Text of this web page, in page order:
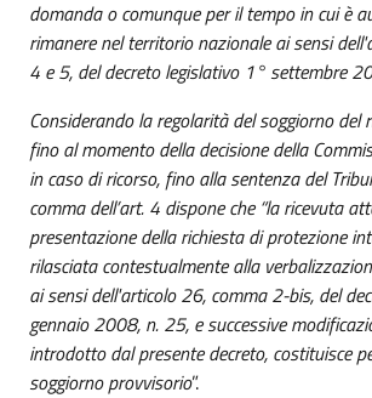
domanda o comunque per il tempo in cui è
rimanere nel territorio nazionale ai sensi
4 e 5, del decreto legislativo 1° settembre
Considerando la regolarità del soggiorno del
fino al momento della decisione della
in caso di ricorso, fino alla sentenza del
comma dell’art. 4 dispone che “la ricevuta
presentazione della richiesta di protezione
rilasciata contestualmente alla
ai sensi dell'articolo 26, comma 2-bis, del
gennaio 2008, n. 25, e successive
introdotto dal presente decreto, costituisce
soggiorno provvisorio”.